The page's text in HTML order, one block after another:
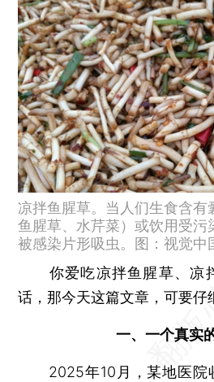
凉拌鱼腥草。当人们生食含有
鱼腥草、水芹菜）或饮用受污
被感染片形吸虫。图：视觉中
你爱吃凉拌鱼腥草、凉
话，那今天这篇文章，可要仔
一、一个真实
2025年10月，某地医院